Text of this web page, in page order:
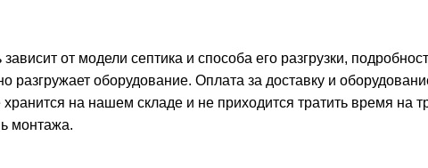
от модели септика и способа его разгрузки,
разгружает оборудование. Оплата за доставку и
на нашем складе и не приходится тратить время на
монтажа.